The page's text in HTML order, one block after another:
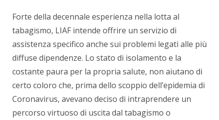
Forte della decennale esperienza nella lotta al
tabagismo, LIAF intende offrire un servizio di
assistenza specifico anche sui problemi legati alle più
diffuse dipendenze. Lo stato di isolamento e la
costante paura per la propria salute, non aiutano di
certo coloro che, prima dello scoppio dell’epidemia di
Coronavirus, avevano deciso di intraprendere un
percorso virtuoso di uscita dal tabagismo o